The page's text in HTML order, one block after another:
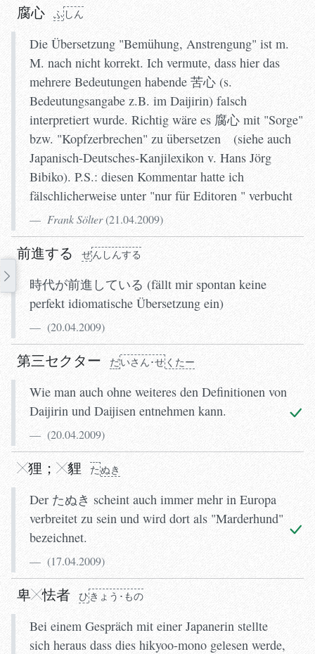
腐心 ふ しんふ
Die Übersetzung "Bemühung, Anstrengung" ist m.
M. nach nicht korrekt. Ich vermute, dass hier das
mehrere Bedeutungen habende 苦心 (s.
Bedeutungsangabe z.B. im Daijirin) falsch
interpretiert wurde. Richtig wäre es 腐心 mit "Sorge"
bzw. "Kopfzerbrechen" zu übersetzen (siehe auch
Japanisch-Deutsches-Kanjilexikon v. Hans Jörg
Bibiko). P.S.: diesen Kommentar hatte ich
fälschlicherweise unter "nur für Editoren " verbucht
Frank Sölter(21.04.2009)
前進する ぜん しんする
時代が前進している (fällt mir spontan keine
perfekt idiomatische Übersetzung ein)
(20.04.2009)
第三セクター だいさん･せ くたー
Wie man auch ohne weiteres den Definitionen von
Daijirin und Daijisen entnehmen kann.
(20.04.2009)
狸 ； 貍 たぬき
Der たぬき scheint auch immer mehr in Europa
verbreitet zu sein und wird dort als "Marderhund"
bezeichnet.
(17.04.2009)
卑 怯者 ひ きょう･ものひ
Bei einem Gespräch mit einer Japanerin stellte
sich heraus dass dies hikyoo-mono gelesen werde,